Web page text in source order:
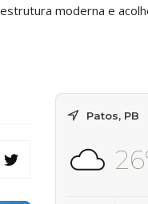
moderna e
Patos, PB